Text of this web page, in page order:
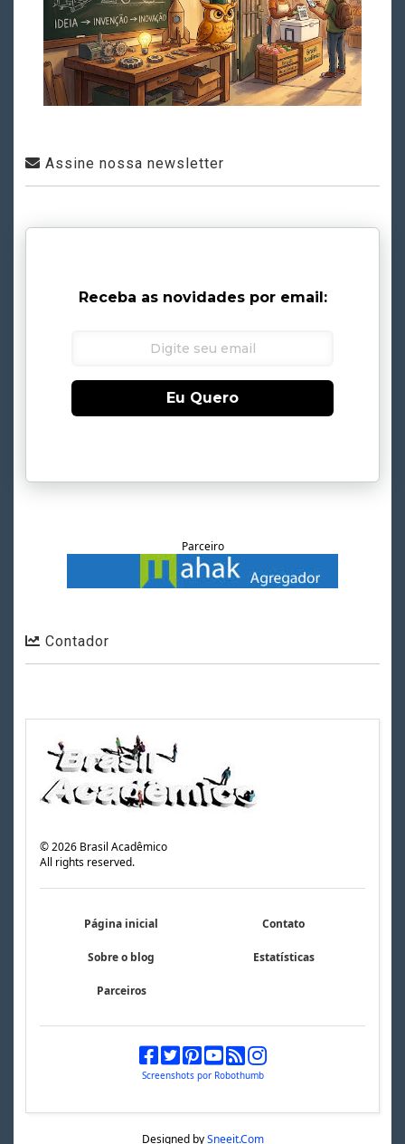
Assine nossa newsletter
Receba as novidades por email:
Eu Quero
Parceiro
Contador
©2026 Brasil Acadêmico
All rights reserved.
Página inicial Contato
Sobre o blog Estatísticas
Parceiros
Screenshots por Robothumb
Designed bySneeit.Com